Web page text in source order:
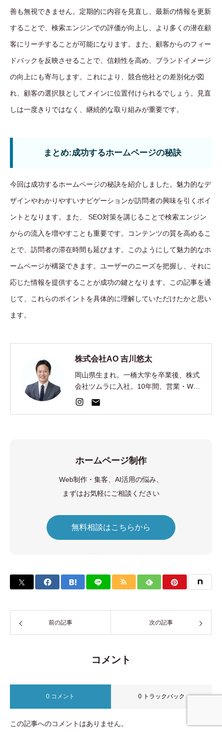
善も無視できません。定期的に内容を見直し、最新の情報を更新
することで、検索エンジンでの評価が向上し、より多くの潜在顧
客にリーチすることが可能になります。また、顧客からのフィー
ドバックを反映させることで、信頼性を高め、ブランドイメージ
の向上にも寄与します。これにより、競合他社との差別化が図
れ、顧客の選択肢としてメインに位置付けられるでしょう。見直
しは一度きりではなく、継続的な取り組みが重要です。
まとめ:成功するホームページの秘訣
今回は成功するホームページの秘訣を紹介しました。魅力的なデ
ザインやわかりやすいナビゲーションが訪問者の興味を引くポイ
ントとなります。また、 SEO対策を講じることで検索エンジン
からの流入を増やすことも重要です。コンテンツの質を高めるこ
とで、訪問者の滞在時間も延びます。このようにして魅力的なホ
ームページが構築できます。ユーザーのニーズを把握し、それに
応じた情報を提供することが成功の鍵となります。この記事を通
じて、これらのポイントを具体的に理解していただけたかと思い
ます。
株式会社AO 吉川悠太
岡山県生まれ。一橋大学を卒業後、株式
会社ツムラに入社。10年間、営業・Web
集客・AI開発を経験。2024年、EC制
作・集客の株式会社AOを創業。
ホームページ制作
Web制作・集客、AI活用の悩み、
まずはお気軽にご相談ください
無料相談はこちらから
前の記事 次の記事
コメント
0 コメント 0 トラックバック
この記事へのコメントはありません。
事業内容